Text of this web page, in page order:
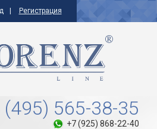
Регистрация
(495) 565-38-35
+7 (925) 868-22-40